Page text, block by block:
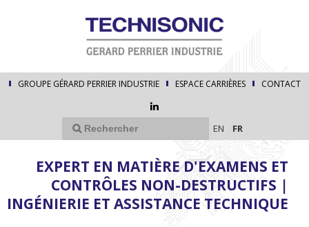
GROUPE GÉRARD PERRIER INDUSTRIE ESPACE CARRIÈRES CONTACT
EN FR
EXPERT EN MATIÈRE D'EXAMENS ET
CONTRÔLES NON-DESTRUCTIFS |
INGÉNIERIE ET ASSISTANCE TECHNIQUE